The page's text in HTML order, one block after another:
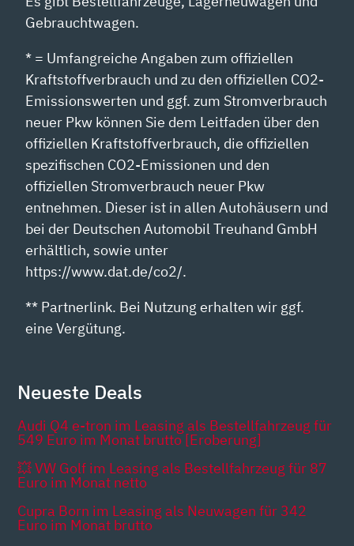
Gebrauchtwagen.
* = Umfangreiche Angaben zum offiziellen
Kraftstoffverbrauch und zu den offiziellen CO2-
Emissionswerten und ggf. zum Stromverbrauch
neuer Pkw können Sie dem Leitfaden über den
offiziellen Kraftstoffverbrauch, die offiziellen
spezifischen CO2-Emissionen und den
offiziellen Stromverbrauch neuer Pkw
entnehmen. Dieser ist in allen Autohäusern und
bei der Deutschen Automobil Treuhand GmbH
erhältlich, sowie unter
https://www.dat.de/co2/.
** Partnerlink. Bei Nutzung erhalten wir ggf.
eine Vergütung.
Neueste Deals
Audi Q4 e-tron im Leasing als Bestellfahrzeug für
549 Euro im Monat brutto [Eroberung]
💥 VW Golf im Leasing als Bestellfahrzeug für 87
Euro im Monat netto
Cupra Born im Leasing als Neuwagen für 342
Euro im Monat brutto